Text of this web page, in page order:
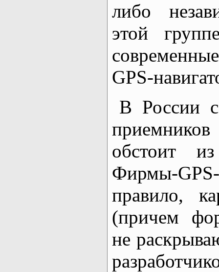
либо
этой
GPS-
В России
обстоит
Фирмы-
правило,
(причем
не